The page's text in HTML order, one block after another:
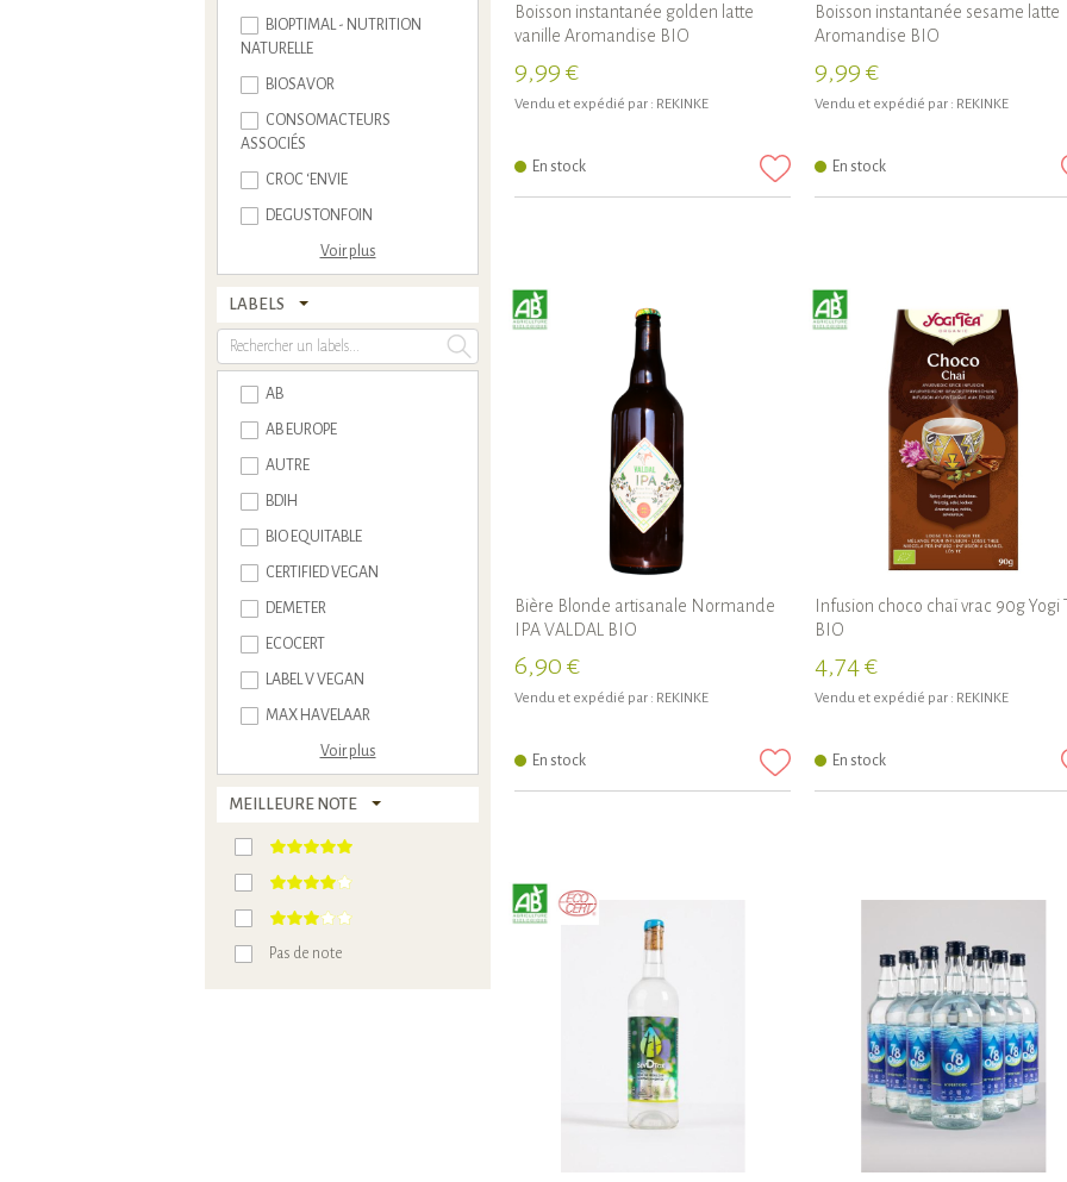
BIOPTIMAL - NUTRITION
NATURELLE
BIOSAVOR
CONSOMACTEURS
ASSOCIÉS
CROC ‘ENVIE
DEGUSTONFOIN
Voir plus
LABELS
AB
AB EUROPE
AUTRE
BDIH
BIO EQUITABLE
CERTIFIED VEGAN
DEMETER
ECOCERT
LABEL V VEGAN
MAX HAVELAAR
Voir plus
MEILLEURE NOTE
Pas de note
Boisson instantanée golden latte
vanille Aromandise BIO
9,99 €
Vendu et expédié par : REKINKE
En stock
Boisson instantanée sesame latte
Aromandise BIO
9,99 €
Vendu et expédié par : REKINKE
En stock
Bière Blonde artisanale Normande
IPA VALDAL BIO
6,90 €
Vendu et expédié par : REKINKE
En stock
Infusion choco chaï vrac 90g Yogi
BIO
4,74 €
Vendu et expédié par : REKINKE
En stock